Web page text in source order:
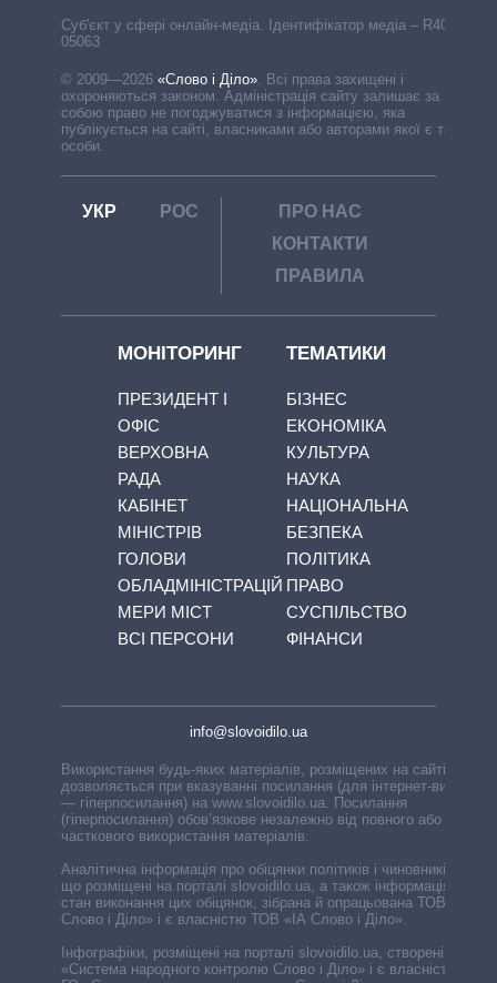
Cуб'єкт у сфері онлайн-медіа. Ідентифікатор медіа – R40-
05063
© 2009—2026 «Слово і Діло»
Всі права захищені і
охороняються законом. Адміністрація сайту залишає за
собою право не погоджуватися з інформацією, яка
публікується на сайті, власниками або авторами якої є треті
особи.
УКР РОС
ПРО НАС
КОНТАКТИ
ПРАВИЛА
МОНІТОРИНГ
ПРЕЗИДЕНТ І
ОФІС
ВЕРХОВНА
РАДА
КАБІНЕТ
МІНІСТРІВ
ГОЛОВИ
ОБЛАДМІНІСТРАЦІЙ
МЕРИ МІСТ
ВСІ ПЕРСОНИ
ТЕМАТИКИ
БІЗНЕС
ЕКОНОМІКА
КУЛЬТУРА
НАУКА
НАЦІОНАЛЬНА
БЕЗПЕКА
ПОЛІТИКА
ПРАВО
СУСПІЛЬСТВО
ФІНАНСИ
info@slovoidilo.ua
Використання будь-яких матеріалів, розміщених на сайті,
дозволяється при вказуванні посилання (для інтернет-видань
— гіперпосилання) на www.slovoidilo.ua. Посилання
(гіперпосилання) обов’язкове незалежно від повного або
часткового використання матеріалів.
Аналітична інформація про обіцянки політиків і чиновників,
що розміщені на порталі slovoidilo.ua, а також інформація про
стан виконання цих обіцянок, зібрана й опрацьована ТОВ «ІА
Слово і Діло» і є власністю ТОВ «ІА Слово і Діло».
Інфографіки, розміщені на порталі slovoidilo.ua, створені ГО
«Система народного контролю Слово і Діло» і є власністю